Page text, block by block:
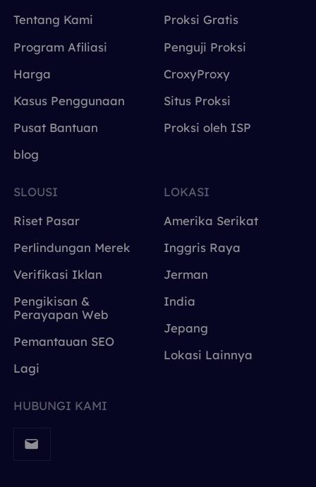
Tentang Kami
Program Afiliasi
Harga
Kasus Penggunaan
Pusat Bantuan
blog
Proksi Gratis
Penguji Proksi
CroxyProxy
Situs Proksi
Proksi oleh ISP
SLOUSI
Riset Pasar
Perlindungan Merek
Verifikasi Iklan
Pengikisan &
Perayapan Web
Pemantauan SEO
Lagi
LOKASI
Amerika Serikat
Inggris Raya
Jerman
India
Jepang
Lokasi Lainnya
HUBUNGI KAMI